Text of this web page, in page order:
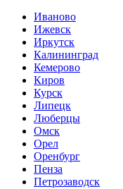
Иваново
Ижевск
Иркутск
Калининград
Кемерово
Киров
Курск
Липецк
Люберцы
Омск
Орел
Оренбург
Пенза
Петрозаводск